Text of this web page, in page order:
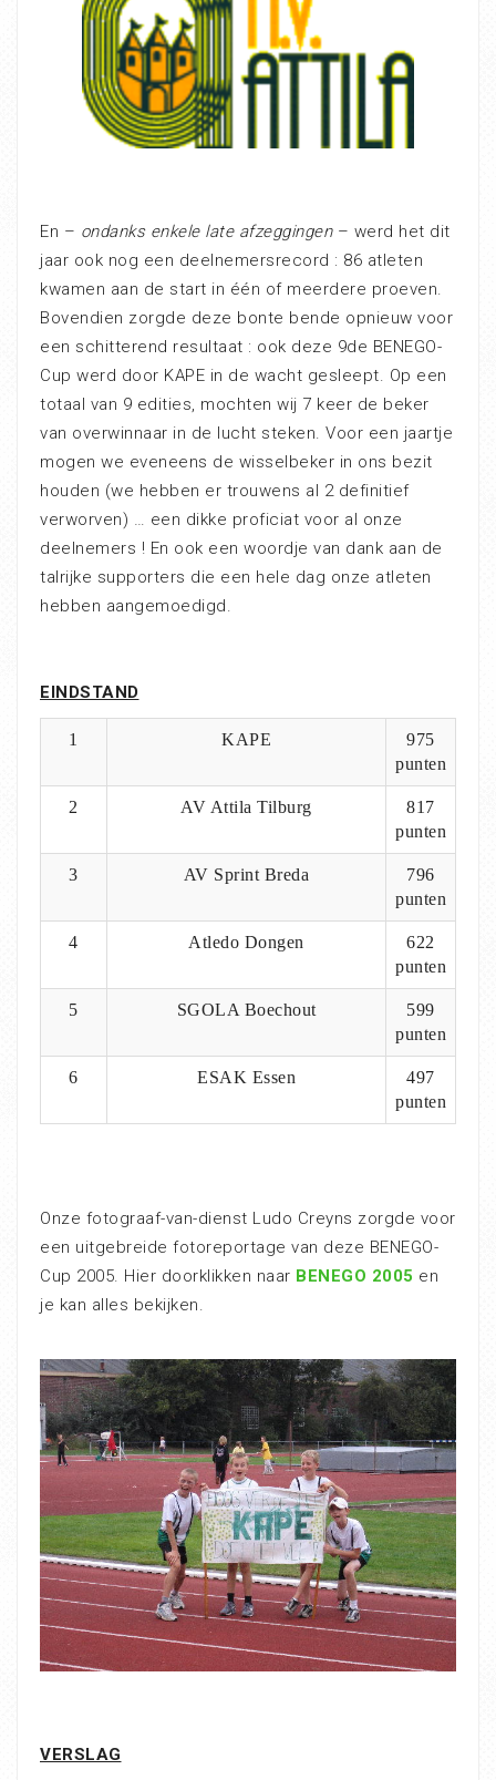
En – ondanks enkele late afzeggingen– werd het dit
jaar ook nog een deelnemersrecord : 86 atleten
kwamen aan de start in één of meerdere proeven.
Bovendien zorgde deze bonte bende opnieuw voor
een schitterend resultaat : ook deze 9de BENEGO-
Cup werd door KAPE in de wacht gesleept. Op een
totaal van 9 edities, mochten wij 7 keer de beker
van overwinnaar in de lucht steken. Voor een jaartje
mogen we eveneens de wisselbeker in ons bezit
houden (we hebben er trouwens al 2 definitief
verworven) … een dikke proficiat voor al onze
deelnemers ! En ook een woordje van dank aan de
talrijke supporters die een hele dag onze atleten
hebben aangemoedigd.
EINDSTAND
1 KAPE
975
punten
2 AV Attila Tilburg
817
punten
3 AV Sprint Breda
796
punten
4 Atledo Dongen
622
punten
5 SGOLA Boechout
599
punten
6 ESAK Essen
497
punten
Onze fotograaf-van-dienst Ludo Creyns zorgde voor
een uitgebreide fotoreportage van deze BENEGO-
Cup 2005. Hier doorklikken naar BENEGO 2005 en
je kan alles bekijken.
VERSLAG